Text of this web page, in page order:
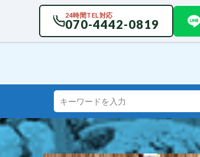
24時間TEL対応
070-4442-0819